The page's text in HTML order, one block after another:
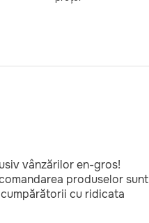
vânzărilor en-gros!
produselor sunt
cu ridicata